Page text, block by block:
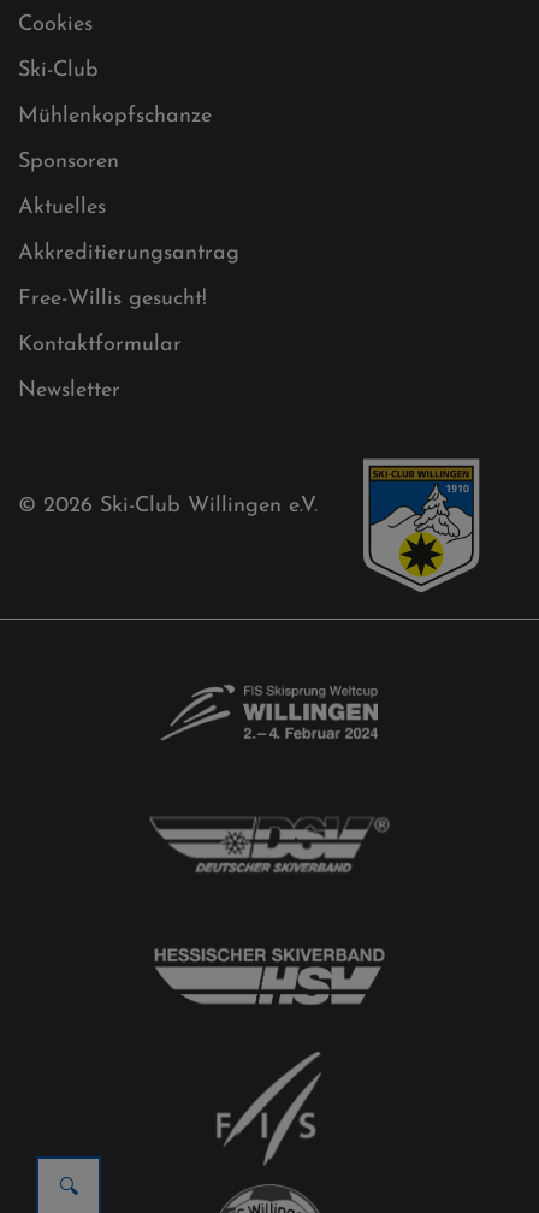
Datenschutz
Impressum
Sitemap
Sitemap XML
Cookies
Ski-Club
Mühlenkopfschanze
Sponsoren
Free-Willis gesucht!
Ski-Club Willingen e.V.